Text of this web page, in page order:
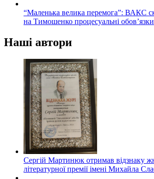
“Маленька велика перемога”: ВАКС
на Тимошенко процесуальні обов’язки
Наші автори
Сергій Мартинюк отримав відзнаку
літературної премії імені Михайла